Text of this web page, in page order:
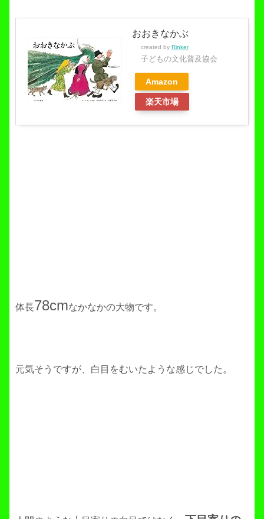
おおきなかぶ
created by Rinker
子どもの文化普及協会
Amazon
楽天市場
体長78cmなかなかの大物です。
元気そうですが、白目をむいたような感じでした。